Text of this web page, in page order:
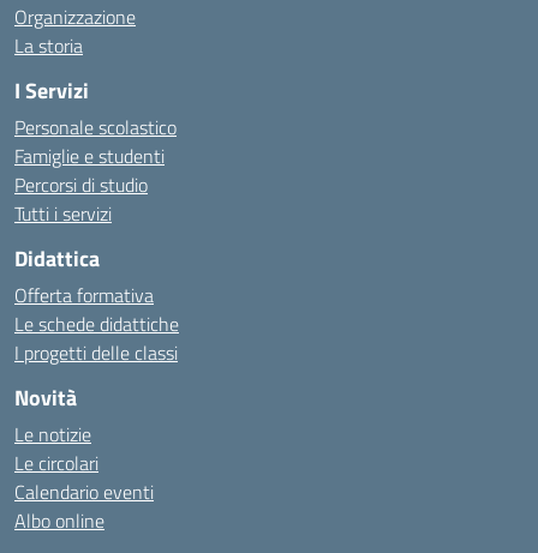
Organizzazione
La storia
I Servizi
Personale scolastico
Famiglie e studenti
Percorsi di studio
Tutti i servizi
Didattica
Offerta formativa
Le schede didattiche
I progetti delle classi
Novità
Le notizie
Le circolari
Calendario eventi
Albo online